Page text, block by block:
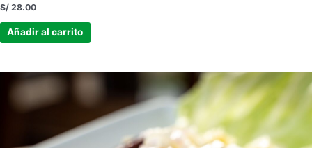
S/ 28.00
Añadir al carrito